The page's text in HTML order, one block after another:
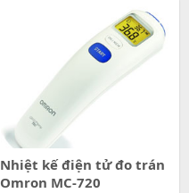
Nhiệt kế điện tử đo trán
Omron MC-720